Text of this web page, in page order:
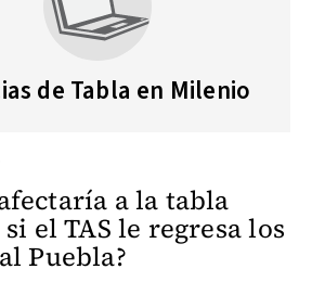
de Tabla en Milenio
a la tabla
el TAS le regresa los
Puebla?